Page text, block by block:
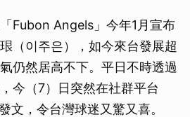
Fubon Angels」今年1月宣布
（이주은），如今來台發展超
仍然居高不下。平日不時透過
今（7）日突然在社群平台
文，令台灣球迷又驚又喜。